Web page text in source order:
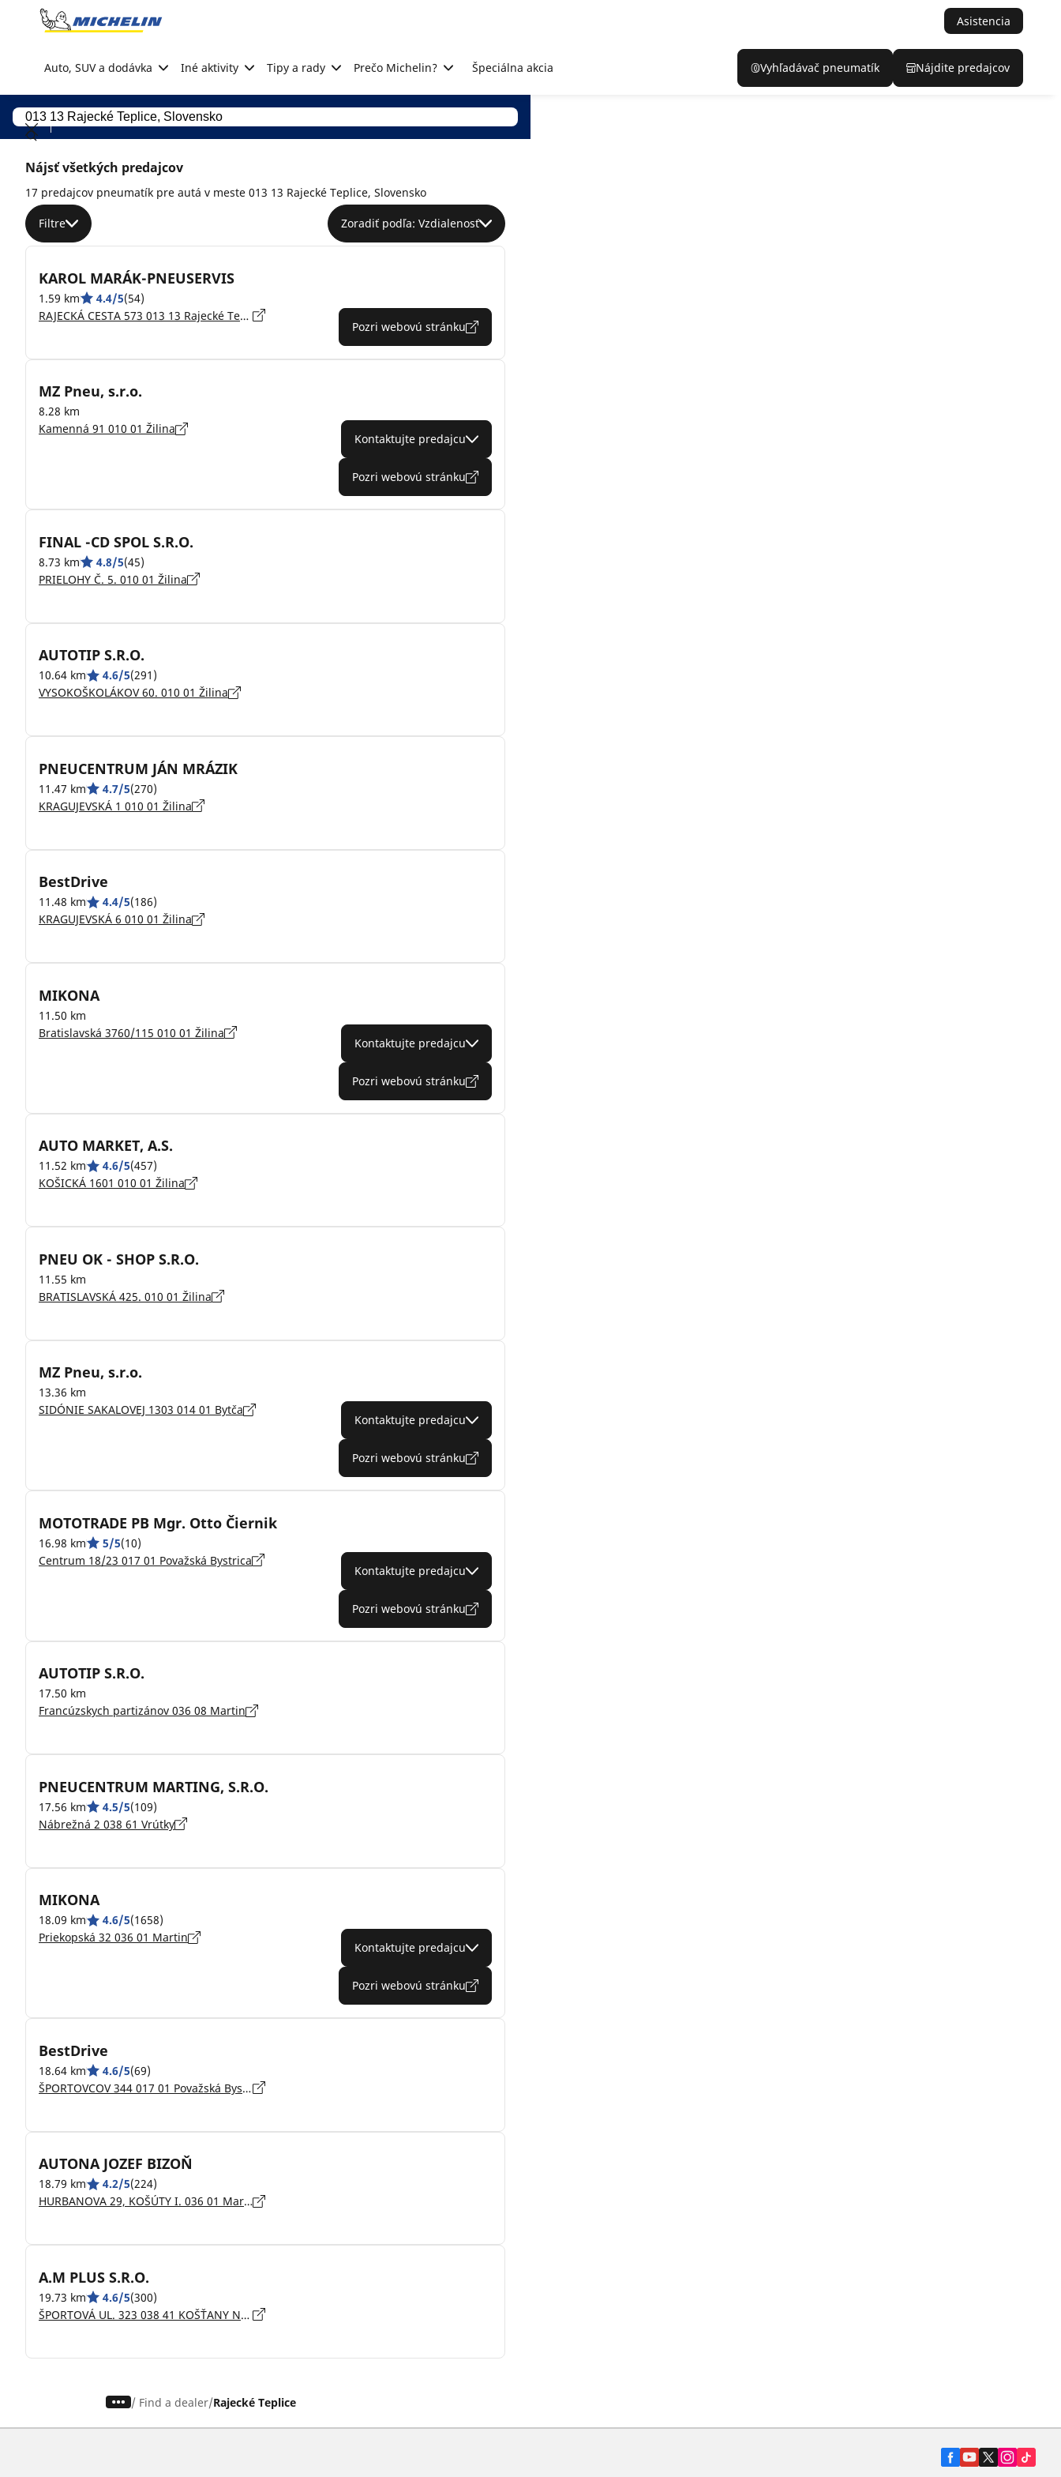
Go to page content
Asistencia
Auto, SUV a dodávka Iné aktivity Tipy a rady Prečo Michelin? Špeciálna akcia Vyhľadávač pneumatík Nájdite predajcov
Nájsť všetkých predajcov
17 predajcov pneumatík pre autá v meste 013 13 Rajecké Teplice, Slovensko
Filtre Zoradiť podľa: Vzdialenosť
KAROL MARÁK-PNEUSERVIS
1.59 km 4.4/5(54)
RAJECKÁ CESTA 573 013 13 Rajecké Teplice
Pozri webovú stránku
MZ Pneu, s.r.o.
8.28 km
Kamenná 91 010 01 Žilina
Kontaktujte predajcu
Pozri webovú stránku
FINAL -CD SPOL S.R.O.
8.73 km 4.8/5(45)
PRIELOHY Č. 5. 010 01 Žilina
AUTOTIP S.R.O.
10.64 km 4.6/5(291)
VYSOKOŠKOLÁKOV 60. 010 01 Žilina
PNEUCENTRUM JÁN MRÁZIK
11.47 km 4.7/5(270)
KRAGUJEVSKÁ 1 010 01 Žilina
BestDrive
11.48 km 4.4/5(186)
KRAGUJEVSKÁ 6 010 01 Žilina
MIKONA
11.50 km
Bratislavská 3760/115 010 01 Žilina
Kontaktujte predajcu
Pozri webovú stránku
AUTO MARKET, A.S.
11.52 km 4.6/5(457)
KOŠICKÁ 1601 010 01 Žilina
PNEU OK - SHOP S.R.O.
11.55 km
BRATISLAVSKÁ 425. 010 01 Žilina
MZ Pneu, s.r.o.
13.36 km
SIDÓNIE SAKALOVEJ 1303 014 01 Bytča
Kontaktujte predajcu
Pozri webovú stránku
MOTOTRADE PB Mgr. Otto Čiernik
16.98 km 5/5(10)
Centrum 18/23 017 01 Považská Bystrica
Kontaktujte predajcu
Pozri webovú stránku
AUTOTIP S.R.O.
17.50 km
Francúzskych partizánov 036 08 Martin
PNEUCENTRUM MARTING, S.R.O.
17.56 km 4.5/5(109)
Nábrežná 2 038 61 Vrútky
MIKONA
18.09 km 4.6/5(1658)
Priekopská 32 036 01 Martin
Kontaktujte predajcu
Pozri webovú stránku
BestDrive
18.64 km 4.6/5(69)
ŠPORTOVCOV 344 017 01 Považská Bystrica
AUTONA JOZEF BIZOŇ
18.79 km 4.2/5(224)
HURBANOVA 29, KOŠÚTY I. 036 01 Martin
A.M PLUS S.R.O.
19.73 km 4.6/5(300)
ŠPORTOVÁ UL. 323 038 41 KOŠŤANY NAD TURCOM
/ Find a dealer Rajecké Teplice